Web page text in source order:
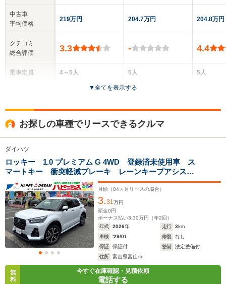
中古車
平均価格
クチコミ
総合評価
乗車定員
サイズ
WLTCモード
219万円
3.3
4～5人
全高
1.83m～1.92m
全幅
1.58m～1.78m
3.66m～4.1m
ホイールベース
-m
204.7万円
-
5人
5ドア
1.62m
全幅
1.7m
全長
4m
ホイールベース
17.4～28.0km/L
└市街地:13.4～
29.6km/L
204.8万円
4.4
5人
└市街地
▼全てを表示する
お探しの車種でリースできるクルマ
ダイハツ
ロッキー 1.0 プレミアム G 4WD 登録済未使用車 ス
マートキー 衝突軽減ブレーキ レーンキープアシス
ト オートライト ADB オートエアコン シートヒー
ター ACC ステアリングスイッチ ワイパーデアイサ
ー フォグライト前後 純正17インチAW
月額（84ヵ月リースの場合）
3.31 万円
頭金0円
ボーナス払い3.30万円（年2 回）
年式
2026年 走行 3km
車検
'29/01 修復
なし
保証
保証付 整備
法定整備付
住所
富山県富山市
無
料
今すぐ在庫確認・見積依頼
電話する